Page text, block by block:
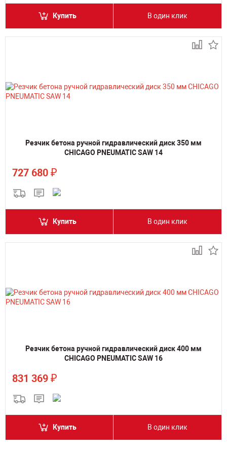
Купить В один клик
Резчик бетона ручной гидравлический диск 350 мм
CHICAGO PNEUMATIC SAW 14
727 680 ₽
Купить В один клик
Резчик бетона ручной гидравлический диск 400 мм
CHICAGO PNEUMATIC SAW 16
831 369 ₽
Купить В один клик